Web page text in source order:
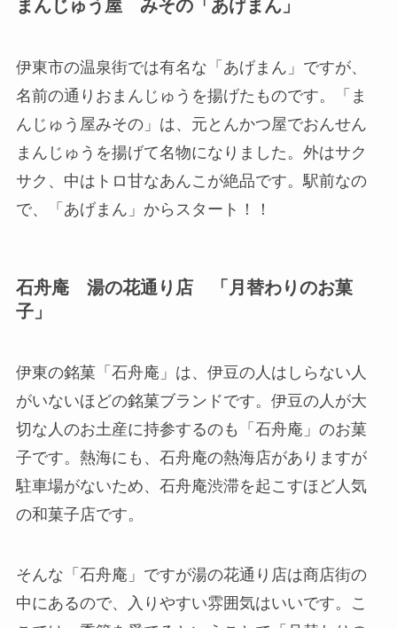
まんじゅう屋 みその「あげまん」
伊東市の温泉街では有名な「あげまん」ですが、
名前の通りおまんじゅうを揚げたものです。「ま
んじゅう屋みその」は、元とんかつ屋でおんせん
まんじゅうを揚げて名物になりました。外はサク
サク、中はトロ甘なあんこが絶品です。駅前なの
で、「あげまん」からスタート！！
石舟庵 湯の花通り店 「月替わりのお菓
子」
伊東の銘菓「石舟庵」は、伊豆の人はしらない人
がいないほどの銘菓ブランドです。 伊豆の人が大
切な人のお土産に持参するのも「石舟庵」のお菓
子です。 熱海にも、石舟庵の熱海店がありますが
駐車場がないため、石舟庵渋滞を起こすほど人気
の和菓子店です。
そんな「石舟庵」ですが湯の花通り店は商店街の
中にあるので、入りやすい雰囲気はいいです。こ